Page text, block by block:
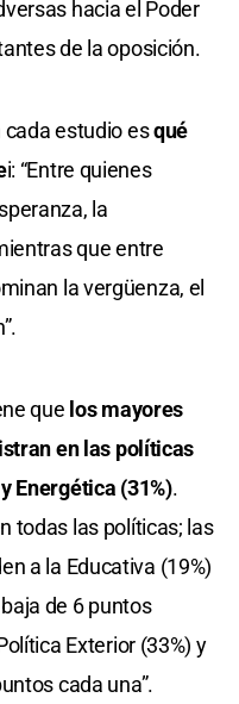
hacia el Poder
de la oposición.
cada estudio esqué
i: “Entre quienes
la
que entre
la vergüenza, el
que los mayores
en las políticas
Energética (31%).
todas las políticas; las
a la Educativa (19%)
de 6 puntos
Exterior (33%) y
cada una”.